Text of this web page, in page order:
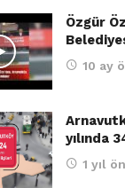
Özgür
10 ay
yılında
1 yıl